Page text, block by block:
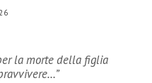
la morte della figlia